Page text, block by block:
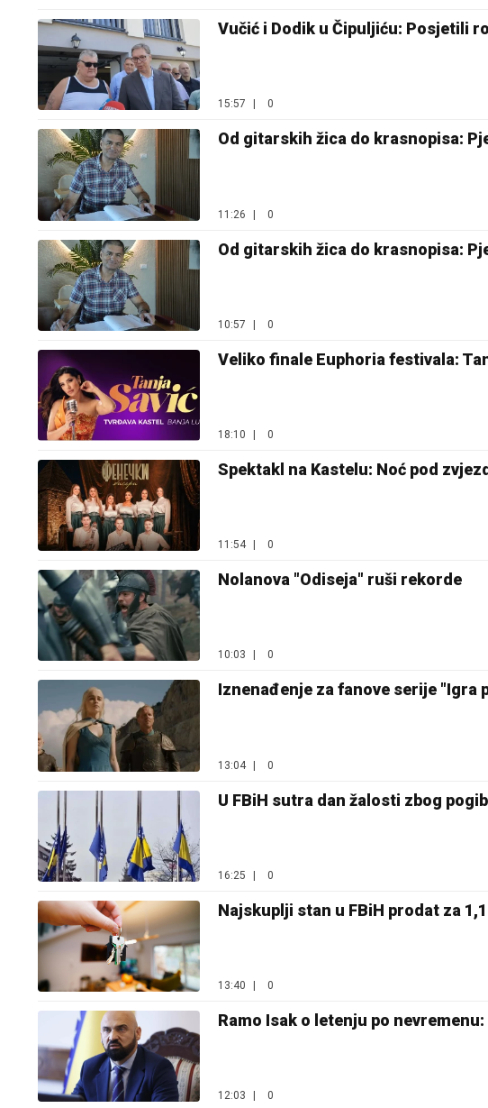
Vučić i Dodik u Čipuljiću: Posjetili
15:57 0
Od gitarskih žica do krasnopisa:
11:26 | 0
Od gitarskih žica do krasnopisa:
10:57 | 0
Veliko finale Euphoria festivala:
18:10 0
Spektakl na Kastelu: Noć pod
11:54 0
Nolanova "Odiseja" ruši rekorde
10:03 0
Iznenađenje za fanove serije "Igra
13:04 | 0
U FBiH sutra dan žalosti zbog
16:25 | 0
Najskuplji stan u FBiH prodat za
13:40 | 0
Ramo Isak o letenju po
12:03 0